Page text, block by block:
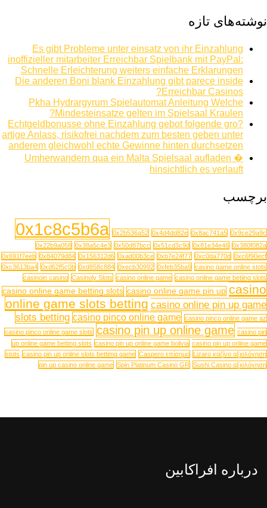
نوشته‌های تازه
Es gibt Probleme unter einsatz von ihr Einzahlung
inoffizieller mitarbeiter Erreichbar Spielbank mit PayPal:
Schnelle Erleichterung weiters einfache Erklarungen
Die anderen Boni blank Einzahlung gibt parece inside
Erreichbar Casinos?
Pkha Hydrargyrum Spielautomat Anleitung Welche
Mindesteinsatze gelten im Spielsaal Kraulen?
Echtgeldbonusse ohne Einzahlung gebot folgende gro?
artige Anlass, risikofrei nachdem zum besten geben unter
anderem gleichwohl echte Gewinne hinten durchsetzen
Umherwandern qua ein Malta Spielsaal aufladen �
hinsichtlich es verlauft
برچسب
0x1c8c5b6a 0x2b536a52 0x4d4dd82e 0x8ac741a5 0x9ce29a9c
0x22b9a058 0x38a5c4e3 0x50d87bcc 0x51cd3c9d 0x81e34e46 0x380f082a
0x691f7eeb 0x84079d84 0x156312d6 0xad00b3ce 0xb7e24f77 0xc0da770d 0xc6f90ecf
0xc3613ba4 0xd62f5c0b 0xd858c884 0xecb30992 0xfeb35ba9 casino game online stots
casinoin casino Casinoly Slots casino online game casino online game betiing slots
casino online game betting slots casino online game pin up casino
online game slots betting casino online pin up game
slots betting casino pinco online game casino pinco online game az
casino pinco online game slots casino pin up online game casino pin
up online game betting slots casino pin up online game bolivia casino pin up online game
stots casino pin up online slots bettimg game Caspero επίσημο
Lizaro καζίνο αξιολόγηση
pin up casino online game Spin Platinum Casino GR Sushi Casino αξιολόγηση
درباره افراکابین